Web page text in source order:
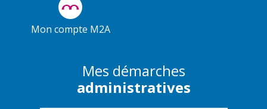
Mon compte M2A
Mes démarches
administratives